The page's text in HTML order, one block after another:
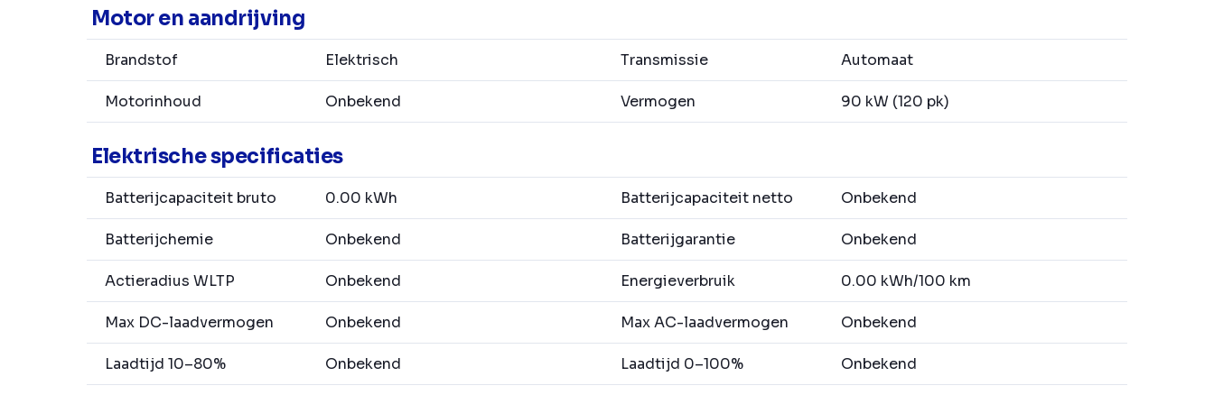
Motor en aandrijving
Brandstof Elektrisch Transmissie Automaat
Motorinhoud Onbekend Vermogen 90 kW (120 pk)
Elektrische specificaties
Batterijcapaciteit bruto 0.00 kWh Batterijcapaciteit netto Onbekend
Batterijchemie Onbekend Batterijgarantie Onbekend
Actieradius WLTP Onbekend Energieverbruik 0.00 kWh/100 km
Max DC-laadvermogen Onbekend Max AC-laadvermogen Onbekend
Laadtijd 10–80% Onbekend Laadtijd 0–100% Onbekend